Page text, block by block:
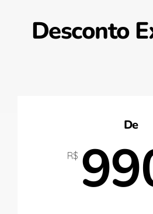
Desconto
De
R$